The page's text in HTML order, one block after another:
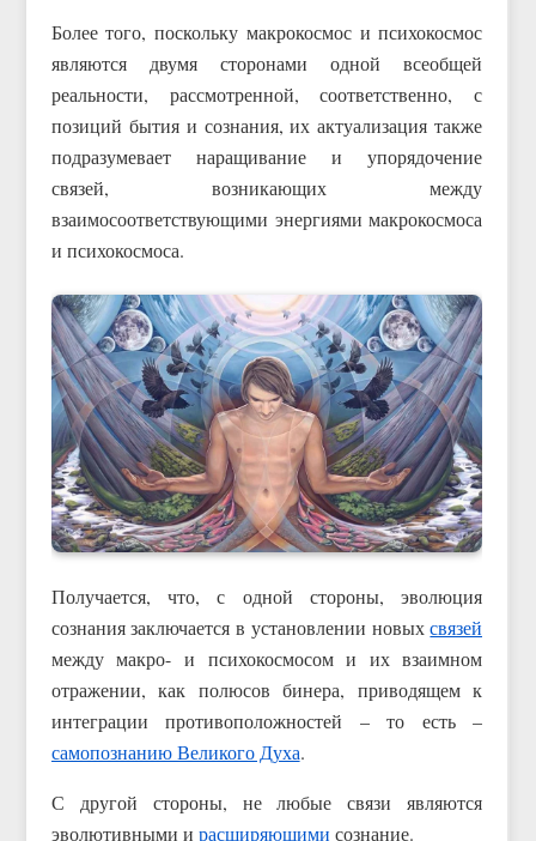
Более того, поскольку макрокосмос и психокосмос
являются двумя сторонами одной всеобщей
реальности, рассмотренной, соответственно, с
позиций бытия и сознания, их актуализация также
подразумевает наращивание и упорядочение
связей, возникающих между
взаимосоответствующими энергиями макрокосмоса
и психокосмоса.
Получается, что, с одной стороны, эволюция
сознания заключается в установлении новыхсвязей
между макро- и психокосмосом и их взаимном
отражении, как полюсов бинера, приводящем к
интеграции противоположностей – то есть –
самопознанию Великого Духа.
С другой стороны, не любые связи являются
эволютивными и расширяющими сознание.